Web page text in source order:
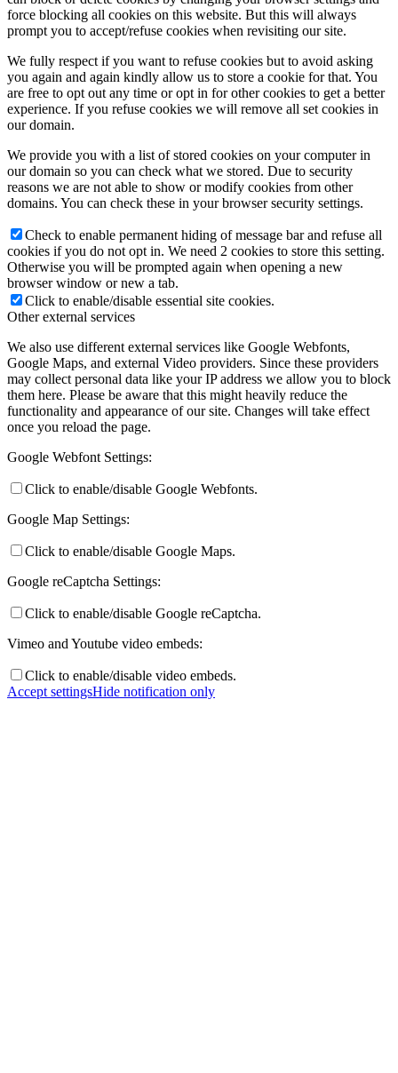
Hírek
Hirdetések
FÉNY ÉS FORRÁS egyházközségünk lapja
Galéria
Keresés
Menu Menu
force blocking all cookies on this website. But this will always
prompt you to accept/refuse cookies when revisiting our site.
We fully respect if you want to refuse cookies but to avoid asking
you again and again kindly allow us to store a cookie for that. You
are free to opt out any time or opt in for other cookies to get a better
experience. If you refuse cookies we will remove all set cookies in
our domain.
We provide you with a list of stored cookies on your computer in
our domain so you can check what we stored. Due to security
reasons we are not able to show or modify cookies from other
domains. You can check these in your browser security settings.
Check to enable permanent hiding of message bar and refuse all
cookies if you do not opt in. We need 2 cookies to store this setting.
Otherwise you will be prompted again when opening a new
browser window or new a tab.
Click to enable/disable essential site cookies.
Other external services
We also use different external services like Google Webfonts,
Google Maps, and external Video providers. Since these providers
may collect personal data like your IP address we allow you to block
them here. Please be aware that this might heavily reduce the
functionality and appearance of our site. Changes will take effect
once you reload the page.
Google Webfont Settings:
Click to enable/disable Google Webfonts.
Google Map Settings:
Click to enable/disable Google Maps.
Google reCaptcha Settings:
Click to enable/disable Google reCaptcha.
Vimeo and Youtube video embeds:
Click to enable/disable video embeds.
Accept settingsHide notification only